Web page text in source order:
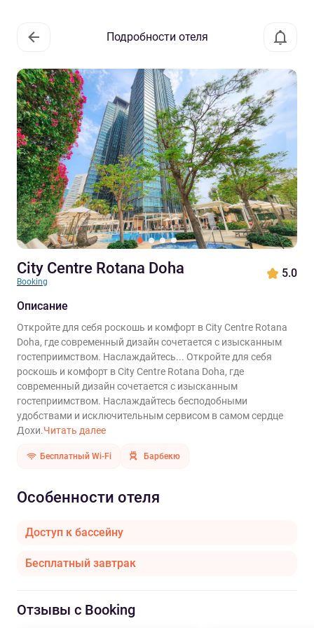
Подробности отеля
City Centre Rotana Doha
Booking
5.0
Описание
Откройте для себя роскошь и комфорт в City Centre Rotana
Doha, где современный дизайн сочетается с изысканным
гостеприимством. Наслаждайтесь... Откройте для себя
роскошь и комфорт в City Centre Rotana Doha, где
современный дизайн сочетается с изысканным
гостеприимством. Наслаждайтесь бесподобными
удобствами и исключительным сервисом в самом сердце
Дохи.Читать далее
Бесплатный Wi-Fi Барбекю
Особенности отеля
Доступ к бассейну
Бесплатный завтрак
Отзывы с Booking